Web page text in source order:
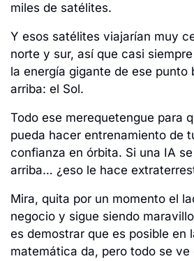
miles de satélites.
Y esos satélites viajarían muy
norte y sur, así que casi
la energía gigante de ese punto
arriba: el Sol.
Todo ese merequetengue para
pueda hacer entrenamiento de
confianza en órbita. Si una IA
arriba… ¿eso le hace
Mira, quita por un momento el
negocio y sigue siendo
es demostrar que es posible en
matemática da, pero todo se ve